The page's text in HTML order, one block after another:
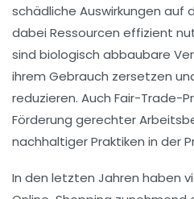
schädliche Auswirkungen auf
dabei Ressourcen effizient
sind biologisch abbaubare
ihrem Gebrauch zersetzen
reduzieren. Auch Fair-Trade-
Förderung gerechter
nachhaltiger Praktiken in der
In den letzten Jahren haben